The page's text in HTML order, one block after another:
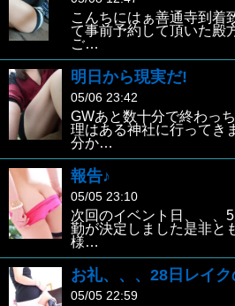
こんちにはぁ善通寺到着
て事前予約して頂いた殿
ご…
明日から現実だ!
05/06 23:42
GWあと数十分で終わっ
理はある神社に行ってき
分か…
報告♪
05/05 23:10
次回のイベント日、、、
勤が決定しました是非と
様…
お礼、、、28日レイ
05/05 22:59